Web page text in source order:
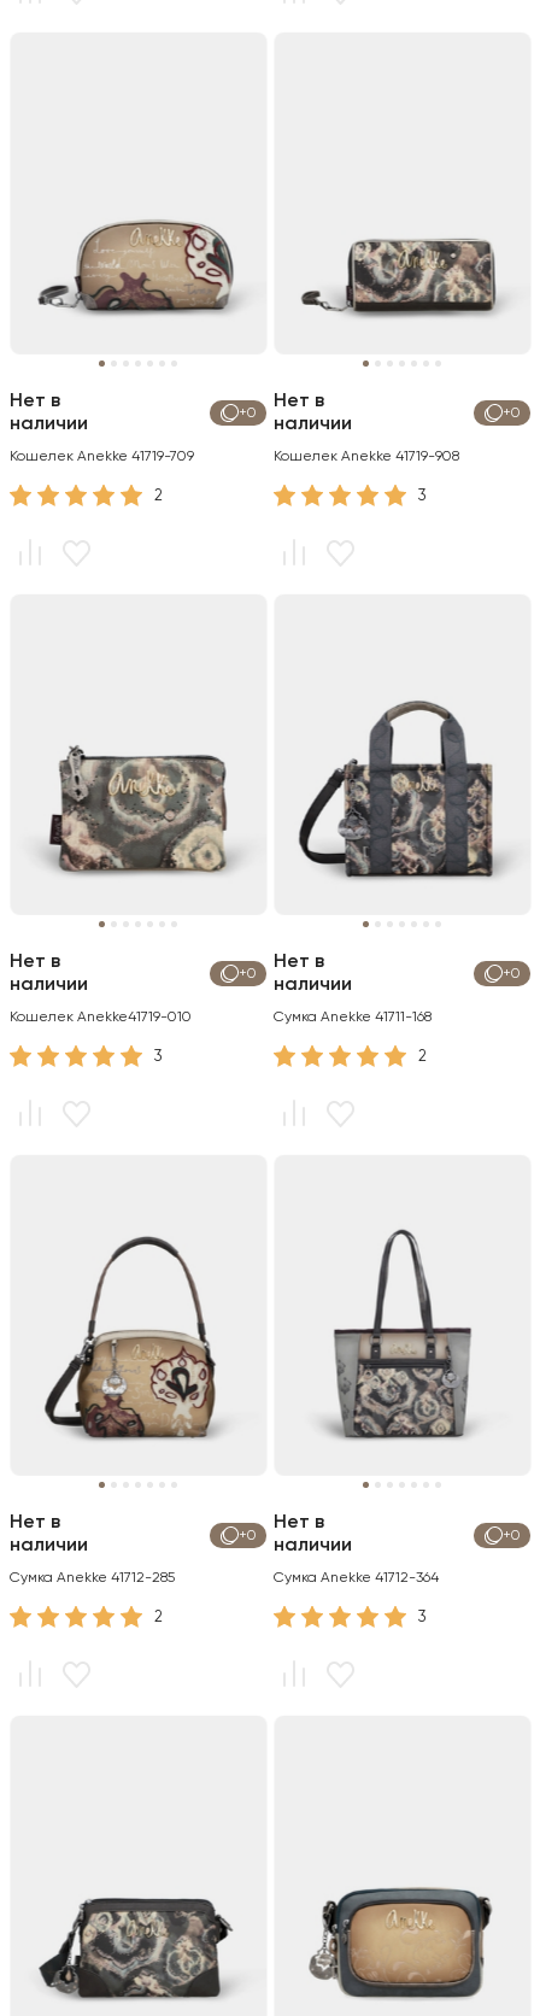
+0
Нет в
наличии
Кошелек Anekke 41719-709
2
+0
Нет в
наличии
Кошелек Anekke 41719-908
3
+0
Нет в
наличии
Кошелек Anekke41719-010
3
+0
Нет в
наличии
Сумка Anekke 41711-168
2
+0
Нет в
наличии
Сумка Anekke 41712-285
2
+0
Нет в
наличии
Сумка Anekke 41712-364
3